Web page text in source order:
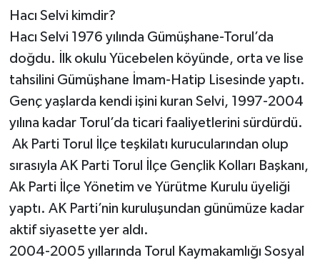
Hacı Selvi kimdir?
Hacı Selvi 1976 yılında Gümüşhane-Torul’da
doğdu. İlk okulu Yücebelen köyünde, orta ve lise
tahsilini Gümüşhane İmam-Hatip Lisesinde yaptı.
Genç yaşlarda kendi işini kuran Selvi, 1997-2004
yılına kadar Torul’da ticari faaliyetlerini sürdürdü.
Ak Parti Torul İlçe teşkilatı kurucularından olup
sırasıyla AK Parti Torul İlçe Gençlik Kolları Başkanı,
Ak Parti İlçe Yönetim ve Yürütme Kurulu üyeliği
yaptı. AK Parti’nin kuruluşundan günümüze kadar
aktif siyasette yer aldı.
2004-2005 yıllarında Torul Kaymakamlığı Sosyal